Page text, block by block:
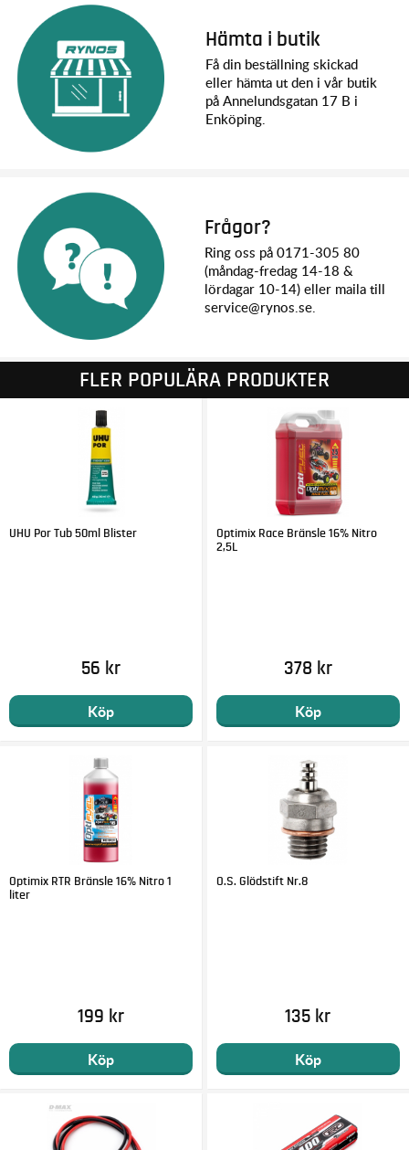
Hämta i butik
Få din beställning skickad
eller hämta ut den i vår butik
på Annelundsgatan 17 B i
Enköping.
Frågor?
Ring oss på 0171-305 80
(måndag-fredag 14-18 &
lördagar 10-14) eller maila till
service@rynos.se.
FLER POPULÄRA PRODUKTER
UHU Por Tub 50ml Blister
56 kr
Köp
Optimix Race Bränsle 16% Nitro
2,5L
378 kr
Köp
Optimix RTR Bränsle 16% Nitro 1
liter
199 kr
Köp
O.S. Glödstift Nr.8
135 kr
Köp